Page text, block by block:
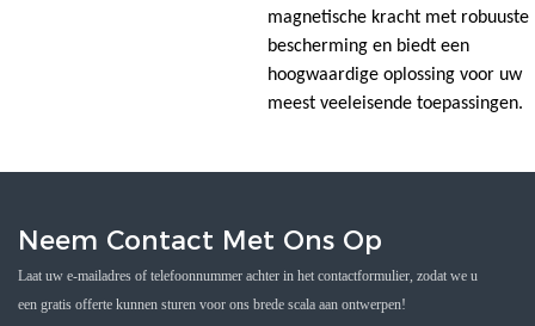
magnetische kracht met robuuste
bescherming en biedt een
hoogwaardige oplossing voor uw
meest veeleisende toepassingen.
Neem Contact Met Ons Op
Laat uw e-mailadres of telefoonnummer achter in het contactformulier, zodat we u
een gratis offerte kunnen sturen voor ons brede scala aan ontwerpen!